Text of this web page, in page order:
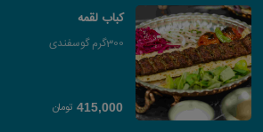
کباب لقمه
300گرم گوسفندی
415,000 تومان